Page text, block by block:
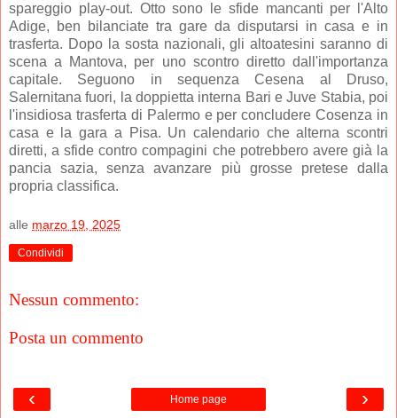
spareggio play-out. Otto sono le sfide mancanti per l'Alto
Adige, ben bilanciate tra gare da disputarsi in casa e in
trasferta. Dopo la sosta nazionali, gli altoatesini saranno di
scena a Mantova, per uno scontro diretto dall'importanza
capitale. Seguono in sequenza Cesena al Druso,
Salernitana fuori, la doppietta interna Bari e Juve Stabia, poi
l'insidiosa trasferta di Palermo e per concludere Cosenza in
casa e la gara a Pisa. Un calendario che alterna scontri
diretti, a sfide contro compagini che potrebbero avere già la
pancia sazia, senza avanzare più grosse pretese dalla
propria classifica.
alle marzo 19, 2025
Condividi
Nessun commento:
Posta un commento
‹ ›
Home page